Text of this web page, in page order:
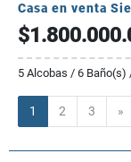
Casa en venta
5 Alcobas / 6 Baño(s)
1 2 3 »